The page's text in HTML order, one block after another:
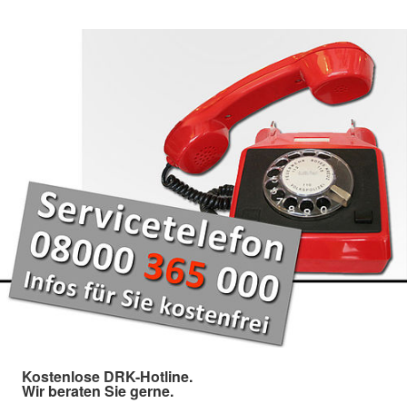
Kostenlose DRK-Hotline.
Wir beraten Sie gerne.